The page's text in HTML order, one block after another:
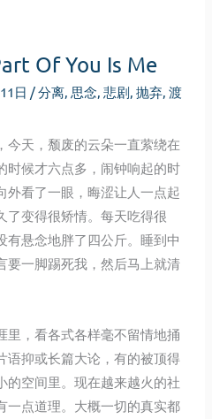
Of You Is Me
日 /分离 思念 ,悲剧 ,抛弃 ,渡
今天，颓废的云朵一直萦绕在
时候才六点多，闹钟响起的时
外看了一眼，晦涩让人一点起
了变得很矫情。每天吃得很
有悬念地胖了四公斤。睡到中
要一脚踢死我，然后马上就清
里，看各式各样毫不留情地捅
语抑或长篇大论，有的被顶得
的空间里。现在越来越火的社
一点道理。大概一切的真实都